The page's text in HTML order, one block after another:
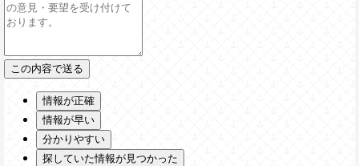
情報が正確
情報が早い
分かりやすい
探していた情報が見つかった